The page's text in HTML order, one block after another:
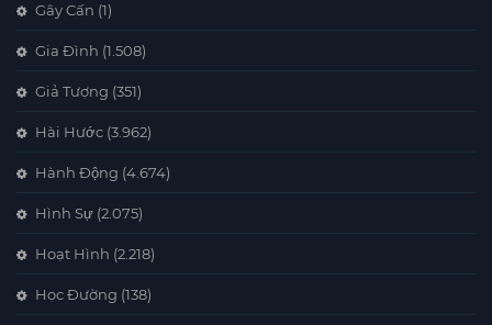
Gây Cấn (1)
Gia Đình (1.508)
Giả Tượng (351)
Hài Hước (3.962)
Hành Động (4.674)
Hình Sự (2.075)
Hoạt Hình (2.218)
Học Đường (138)